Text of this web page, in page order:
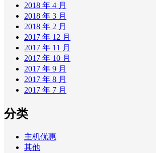
2018 年 4 月
2018 年 3 月
2018 年 2 月
2017 年 12 月
2017 年 11 月
2017 年 10 月
2017 年 9 月
2017 年 8 月
2017 年 7 月
分类
主机优惠
其他